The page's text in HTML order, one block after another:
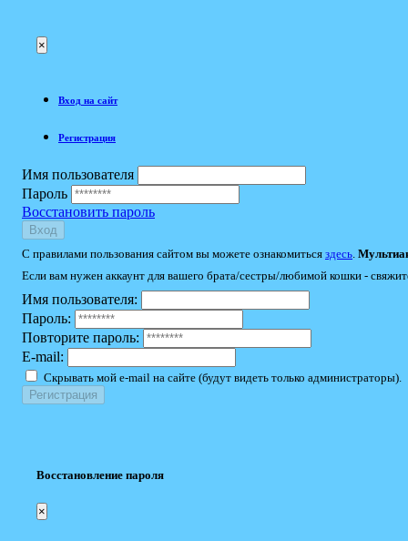
×
Вход на сайт
Регистрация
Имя пользователя
Пароль
Восстановить пароль
Вход
С правилами пользования сайтом вы можете ознакомиться здесь
Если вам нужен аккаунт для вашего брата/сестры/любимой кошки -
Имя пользователя:
Пароль:
Повторите пароль:
E-mail:
Скрывать мой e-mail на сайте (будут видеть только администраторы).
Восстановление пароля
×